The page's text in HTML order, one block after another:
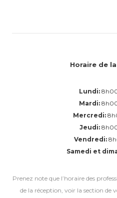
Horaire de
Lundi:
Mardi:
Mercredi:
Jeudi:
Vendredi:
Samedi et
Prenez note que l’horaire des
de la réception, voir la section de